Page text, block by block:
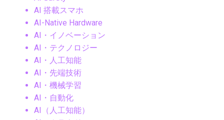
AI 搭載スマホ
AI-Native Hardware
AI・イノベーション
AI・テクノロジー
AI・人工知能
AI・先端技術
AI・機械学習
AI・自動化
AI（人工知能）